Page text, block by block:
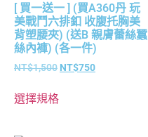
[ 買一送一 ] (買A360丹 玩
美戰鬥六排釦 收腹托胸美
背塑腰夾) (送B 親膚蕾絲蠶
絲內褲) (各一件)
NT$1,500 NT$750
選擇規格